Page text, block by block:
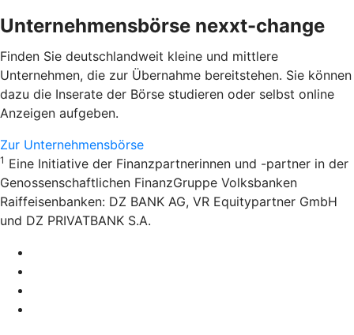
Unternehmensbörse nexxt-change
Finden Sie deutschlandweit kleine und mittlere
Unternehmen, die zur Übernahme bereitstehen. Sie können
dazu die Inserate der Börse studieren oder selbst online
Anzeigen aufgeben.
Zur Unternehmensbörse
1 Eine Initiative der Finanzpartnerinnen und -partner in der
Genossenschaftlichen FinanzGruppe Volksbanken
Raiffeisenbanken: DZ BANK AG, VR Equitypartner GmbH
und DZ PRIVATBANK S.A.